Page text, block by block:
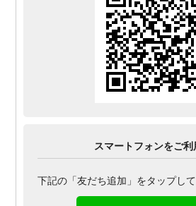
スマートフォンをご利
下記の「友だち追加」をタップして